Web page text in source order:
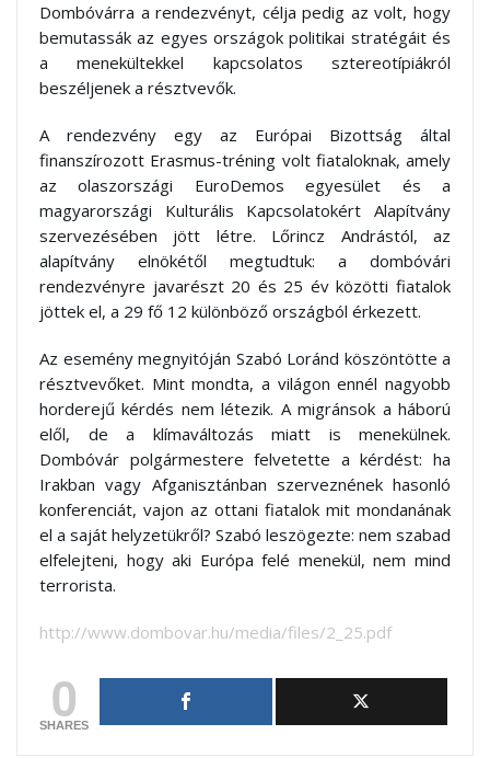
Dombóvárra a rendezvényt, célja pedig az volt, hogy
bemutassák az egyes országok politikai stratégáit és
a menekültekkel kapcsolatos sztereotípiákról
beszéljenek a résztvevők.
A rendezvény egy az Európai Bizottság által
finanszírozott Erasmus-tréning volt fiataloknak, amely
az olaszországi EuroDemos egyesület és a
magyarországi Kulturális Kapcsolatokért Alapítvány
szervezésében jött létre. Lőrincz Andrástól, az
alapítvány elnökétől megtudtuk: a dombóvári
rendezvényre javarészt 20 és 25 év közötti fiatalok
jöttek el, a 29 fő 12 különböző országból érkezett.
Az esemény megnyitóján Szabó Loránd köszöntötte a
résztvevőket. Mint mondta, a világon ennél nagyobb
horderejű kérdés nem létezik. A migránsok a háború
elől, de a klímaváltozás miatt is menekülnek.
Dombóvár polgármestere felvetette a kérdést: ha
Irakban vagy Afganisztánban szerveznének hasonló
konferenciát, vajon az ottani fiatalok mit mondanának
el a saját helyzetükről? Szabó leszögezte: nem szabad
elfelejteni, hogy aki Európa felé menekül, nem mind
terrorista.
http://www.dombovar.hu/media/files/2_25.pdf
0
SHARES